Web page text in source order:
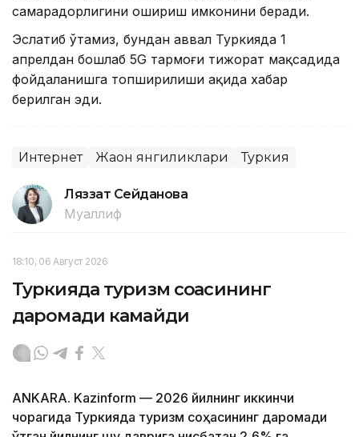
самарадорлигини ошириш имконини беради.
Эслатиб ўтамиз, бундан аввал Туркияда 1
апрелдан бошлаб 5G тармоғи тижорат мақсадида
фойдаланишга топширилиши ҳақида хабар
берилган эди.
Интернет Жаҳон янгиликлари Туркия
Ляззат Сейданова
Муаллиф
18:10, 06 Август 2026
Туркияда туризм соҳасининг
даромади камайди
ANKARA. Kazinform — 2026 йилнинг иккинчи
чорагида Туркияда туризм соҳасининг даромади